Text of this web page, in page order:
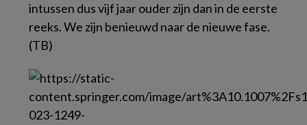
intussen dus vijf jaar ouder zijn dan in de eerste
reeks. We zijn benieuwd naar de nieuwe fase.
(TB)